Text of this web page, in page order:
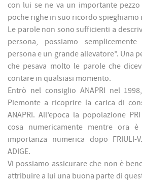
con lui se ne va un importante pezzo
poche righe in suo ricordo spieghiamo
Le parole non sono sufficienti a
persona, possiamo
persona e un grande allevatore”. Una
che pesava molto le parole che
contare in qualsiasi momento.
Entrò nel consiglio ANAPRI nel
Piemonte a ricoprire la carica di
ANAPRI. All’epoca la popolazione
cosa numericamente mentre ora
importanza numerica dopo FRIULI-
ADIGE.
Vi possiamo assicurare che non è
attribuire a lui una buona parte di